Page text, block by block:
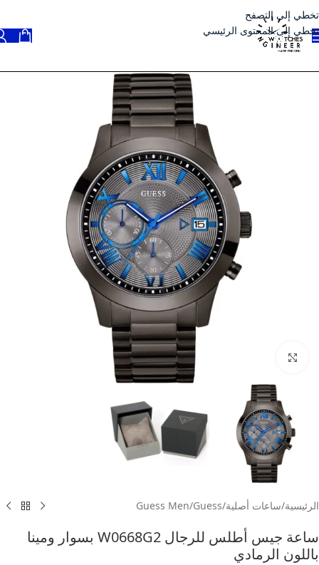
تخطي إلى التصفح
تخطي إلى المحتوى الرئيسي
الرئيسية/ساعات أصلية/
Guess
/
Guess Men
ساعة جيس أطلس للرجال W0668G2 بسوار ومينا
باللون الرمادي